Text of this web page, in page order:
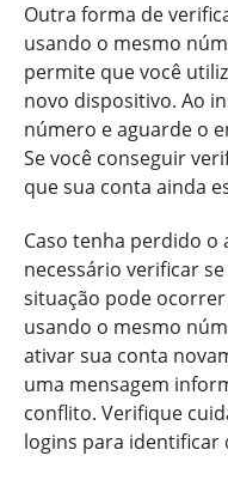
Outra forma de
usando o mesmo
permite que você
novo dispositivo. Ao
número e aguarde o
Se você conseguir
que sua conta ainda
Caso tenha perdido o
necessário verificar
situação pode
usando o mesmo
ativar sua conta
uma mensagem
conflito. Verifique
logins para identificar